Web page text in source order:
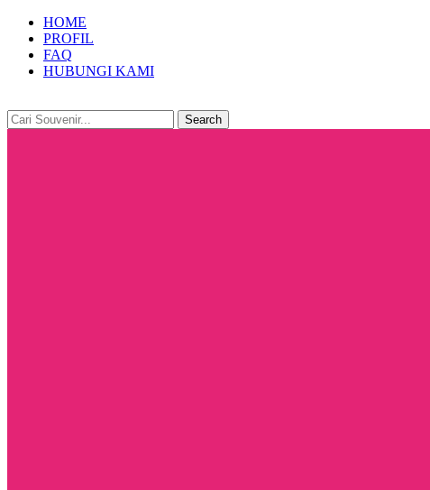
HOME
PROFIL
FAQ
HUBUNGI KAMI